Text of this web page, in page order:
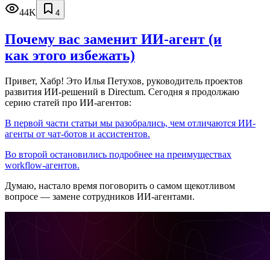
44K
4
Почему вас заменит ИИ‑агент (и
как этого избежать)
Привет, Хабр! Это Илья Петухов, руководитель проектов
развития ИИ-решений в Directum. Сегодня я продолжаю
серию статей про ИИ-агентов:
В первой части статьи мы разобрались, чем отличаются ИИ-
агенты от чат-ботов и ассистентов.
Во второй остановились подробнее на преимуществах
workflow-агентов.
Думаю, настало время поговорить о самом щекотливом
вопросе — замене сотрудников ИИ-агентами.